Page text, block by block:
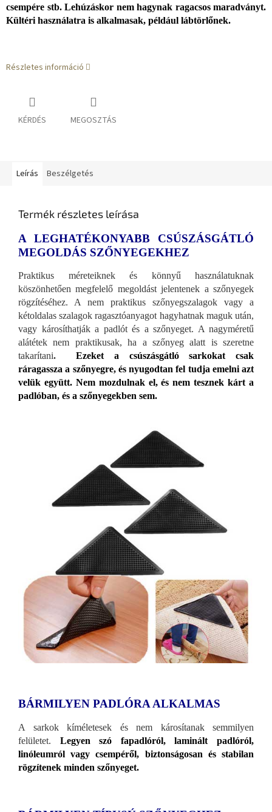
csempére stb. Lehúzáskor nem hagynak ragacsos maradványt.
Kültéri használatra is alkalmasak, például lábtörlőnek.
Részletes információ
KÉRDÉS MEGOSZTÁS
Leírás Beszélgetés
Termék részletes leírása
A LEGHATÉKONYABB CSÚSZÁSGÁTLÓ
MEGOLDÁS SZŐNYEGEKHEZ
Praktikus méreteiknek és könnyű használatuknak
köszönhetően megfelelő megoldást jelentenek a szőnyegek
rögzítéséhez. A nem praktikus szőnyegszalagok vagy a
kétoldalas szalagok ragasztóanyagot hagyhatnak maguk után,
vagy károsíthatják a padlót és a szőnyeget. A nagyméretű
alátétek nem praktikusak, ha a szőnyeg alatt is szeretne
takarítani.Ezeket a csúszásgátló sarkokat csak
ráragassza a szőnyegre, és nyugodtan fel tudja emelni azt
velük együtt. Nem mozdulnak el, és nem tesznek kárt a
padlóban, és a szőnyegekben sem.
BÁRMILYEN PADLÓRA ALKALMAS
A sarkok kíméletesek és nem károsítanak semmilyen
felületet. Legyen szó fapadlóról, laminált padlóról,
linóleumról vagy csempéről, biztonságosan és stabilan
rögzítenek minden szőnyeget.